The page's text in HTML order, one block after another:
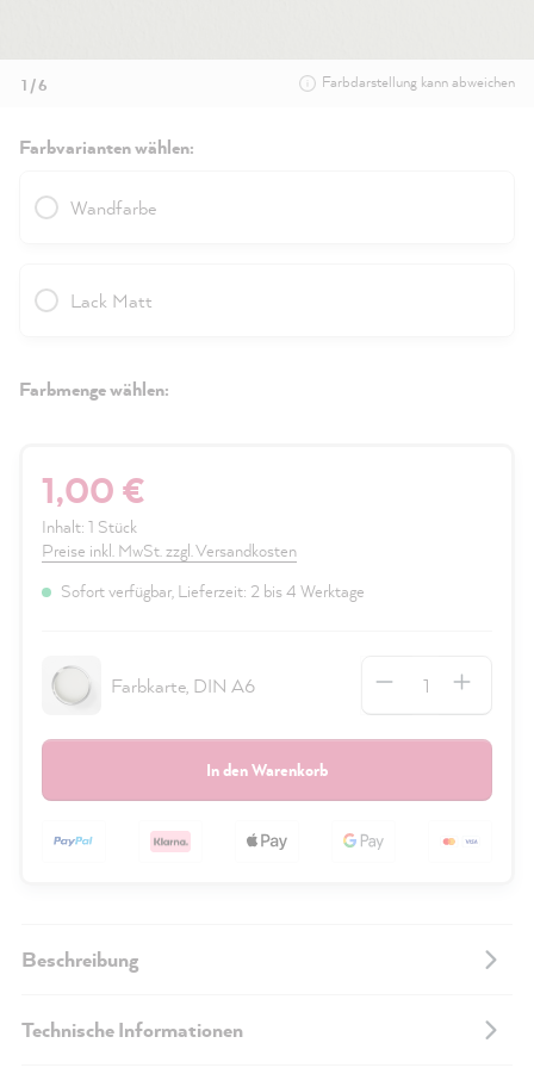
1 / 6 Farbdarstellung kann abweichen
Farbvarianten wählen:
Wandfarbe
Lack Matt
Farbmenge wählen:
1,00 €
Inhalt: 1 Stück
Preise inkl. MwSt. zzgl. Versandkosten
Sofort verfügbar, Lieferzeit: 2 bis 4 Werktage
Farbkarte, DIN A6
In den Warenkorb
Beschreibung
Technische Informationen